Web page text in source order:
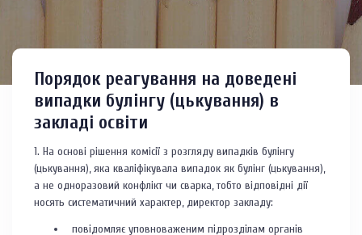
Порядок реагування на доведені
випадки булінгу (цькування) в
закладі освіти
1. На основі рішення комісії з розгляду випадків булінгу
(цькування), яка кваліфікувала випадок як булінг (цькування),
а не одноразовий конфлікт чи сварка, тобто відповідні дії
носять систематичний характер, директор закладу:
повідомляє уповноваженим підрозділам органів